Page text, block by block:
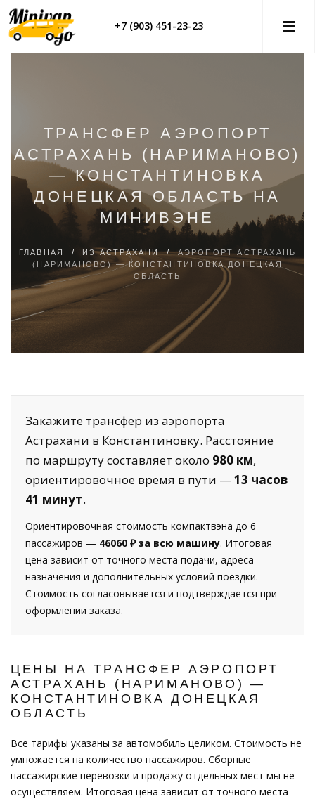
+7 (903) 451-23-23
ТРАНСФЕР АЭРОПОРТ
АСТРАХАНЬ (НАРИМАНОВО)
— КОНСТАНТИНОВКА
ДОНЕЦКАЯ ОБЛАСТЬ НА
МИНИВЭНЕ
ГЛАВНАЯ / ИЗ АСТРАХАНИ/АЭРОПОРТ АСТРАХАНЬ
(НАРИМАНОВО) — КОНСТАНТИНОВКА ДОНЕЦКАЯ
ОБЛАСТЬ
Закажите трансфер из аэропорта
Астрахани в Константиновку. Расстояние
по маршруту составляет около 980 км,
ориентировочное время в пути —13 часов
41 минут.
Ориентировочная стоимость компактвэна до 6
пассажиров — 46060 ₽ за всю машину. Итоговая
цена зависит от точного места подачи, адреса
назначения и дополнительных условий поездки.
Стоимость согласовывается и подтверждается при
оформлении заказа.
ЦЕНЫ НА ТРАНСФЕР АЭРОПОРТ
АСТРАХАНЬ (НАРИМАНОВО) —
КОНСТАНТИНОВКА ДОНЕЦКАЯ
ОБЛАСТЬ
Все тарифы указаны за автомобиль целиком. Стоимость не
умножается на количество пассажиров. Сборные
пассажирские перевозки и продажу отдельных мест мы не
осуществляем. Итоговая цена зависит от точного места